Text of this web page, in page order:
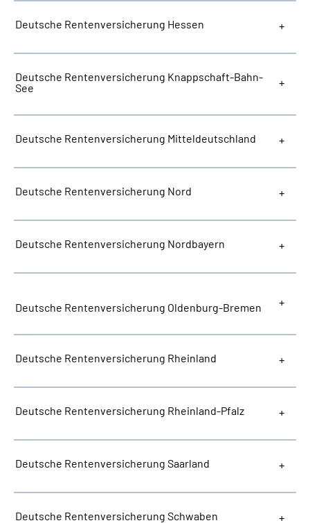
Deutsche Rentenversicherung Hessen
Deutsche Rentenversicherung Knappschaft-Bahn-
See
Deutsche Rentenversicherung Mitteldeutschland
Deutsche Rentenversicherung Nord
Deutsche Rentenversicherung Nordbayern
Deutsche Rentenversicherung Oldenburg-Bremen
Deutsche Rentenversicherung Rheinland
Deutsche Rentenversicherung Rheinland-Pfalz
Deutsche Rentenversicherung Saarland
Deutsche Rentenversicherung Schwaben